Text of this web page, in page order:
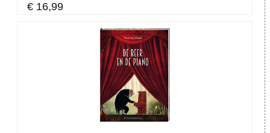
€ 16,99